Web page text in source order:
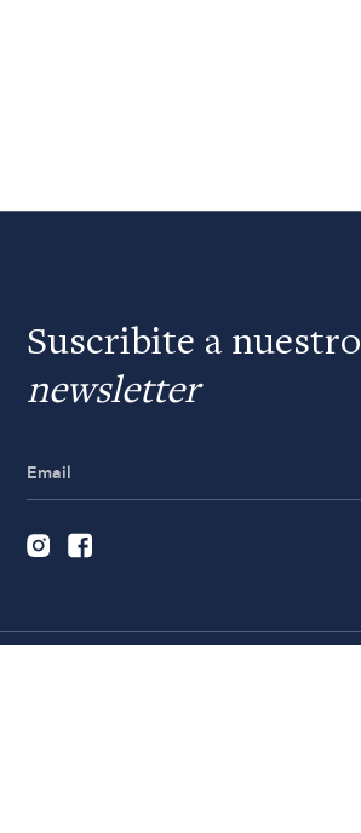
Suscribite a nuestro
newsletter